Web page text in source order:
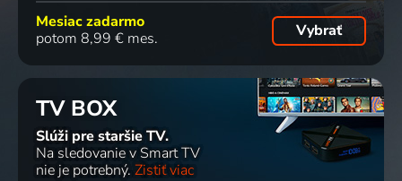
Mesiac zadarmo
potom 8,99 € mes.
Vybrať
TV BOX
Slúži pre staršie TV.
Na sledovanie v Smart TV
nie je potrebný. Zistiť viac